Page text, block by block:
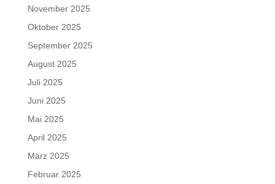
November 2025
Oktober 2025
September 2025
August 2025
Juli 2025
Juni 2025
Mai 2025
April 2025
März 2025
Februar 2025